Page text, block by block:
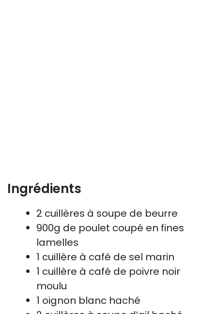
Ingrédients
2 cuillères à soupe de beurre
900g de poulet coupé en fines
lamelles
1 cuillère à café de sel marin
1 cuillère à café de poivre noir
moulu
1 oignon blanc haché